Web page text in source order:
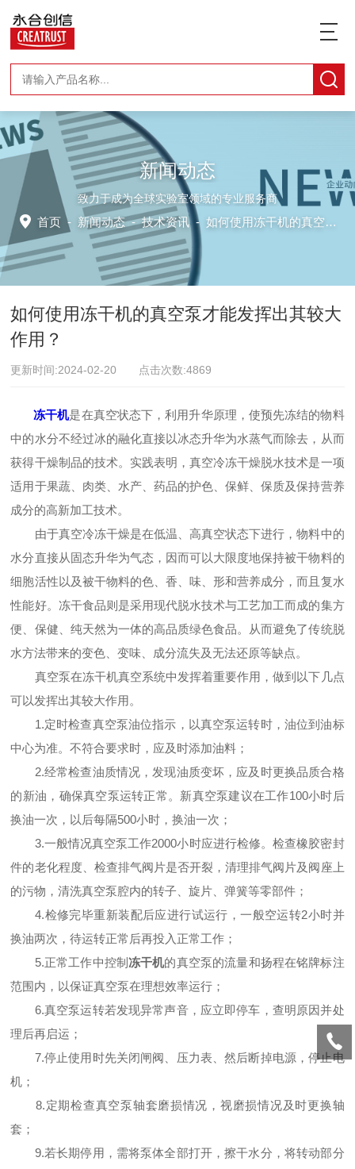
新闻动态
致力于成为全球实验室领域的专业服务商
首页 - 新闻动态-技术资讯 -如何使用冻干机的真空泵才能发挥出其较大作用？
如何使用冻干机的真空泵才能发挥出其较大
作用？
更新时间:2024-02-20 点击次数:4869
冻干机是在真空状态下，利用升华原理，使预先冻结的物料
中的水分不经过冰的融化直接以冰态升华为水蒸气而除去，从而
获得干燥制品的技术。实践表明，真空冷冻干燥脱水技术是一项
适用于果蔬、肉类、水产、药品的护色、保鲜、保质及保持营养
成分的高新加工技术。
由于真空冷冻干燥是在低温、高真空状态下进行，物料中的
水分直接从固态升华为气态，因而可以大限度地保持被干物料的
细胞活性以及被干物料的色、香、味、形和营养成分，而且复水
性能好。冻干食品则是采用现代脱水技术与工艺加工而成的集方
便、保健、纯天然为一体的高品质绿色食品。从而避免了传统脱
水方法带来的变色、变味、成分流失及无法还原等缺点。
真空泵在冻干机真空系统中发挥着重要作用，做到以下几点
可以发挥出其较大作用。
1.定时检查真空泵油位指示，以真空泵运转时，油位到油标
中心为准。不符合要求时，应及时添加油料；
2.经常检查油质情况，发现油质变坏，应及时更换品质合格
的新油，确保真空泵运转正常。新真空泵建议在工作100小时后
换油一次，以后每隔500小时，换油一次；
3.一般情况真空泵工作2000小时应进行检修。检查橡胶密封
件的老化程度、检查排气阀片是否开裂，清理排气阀片及阀座上
的污物，清洗真空泵腔内的转子、旋片、弹簧等零部件；
4.检修完毕重新装配后应进行试运行，一般空运转2小时并
换油两次，待运转正常后再投入正常工作；
5.正常工作中控制 冻干机的真空泵的流量和扬程在铭牌标注
范围内，以保证真空泵在理想效率运行；
6.真空泵运转若发现异常声音，应立即停车，查明原因并处
理后再启运；
7.停止使用时先关闭闸阀、压力表、然后断掉电源，停止电
机；
8.定期检查真空泵轴套磨损情况，视磨损情况及时更换轴
套；
9.若长期停用，需将泵体全部打开，擦干水分，将转动部分